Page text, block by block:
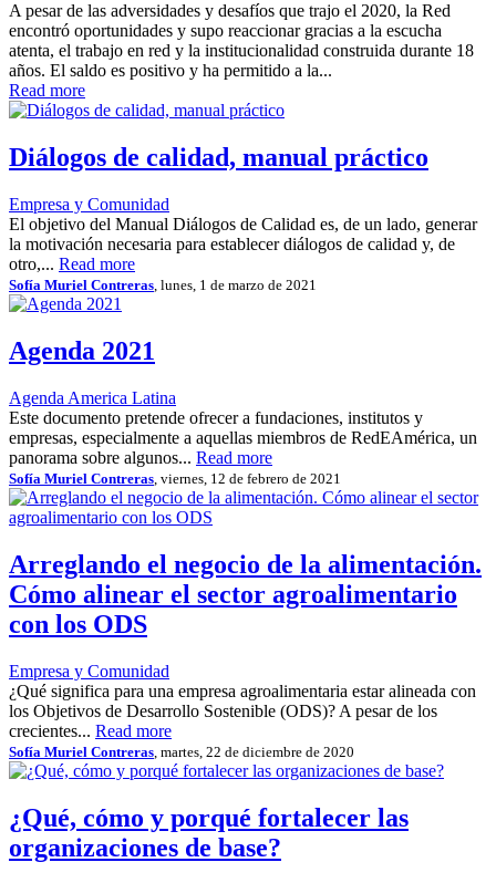
A pesar de las adversidades y desafíos que trajo el 2020, la Red
encontró oportunidades y supo reaccionar gracias a la escucha
atenta, el trabajo en red y la institucionalidad construida durante 18
años. El saldo es positivo y ha permitido a la...
Read more
Diálogos de calidad, manual práctico
Empresa y Comunidad
El objetivo del Manual Diálogos de Calidad es, de un lado, generar
la motivación necesaria para establecer diálogos de calidad y, de
otro,... Read more
Sofía Muriel Contreras, lunes, 1 de marzo de 2021
Agenda 2021
Agenda America Latina
Este documento pretende ofrecer a fundaciones, institutos y
empresas, especialmente a aquellas miembros de RedEAmérica, un
panorama sobre algunos... Read more
Sofía Muriel Contreras , viernes, 12 de febrero de 2021
Arreglando el negocio de la alimentación.
Cómo alinear el sector agroalimentario
con los ODS
Empresa y Comunidad
¿Qué significa para una empresa agroalimentaria estar alineada con
los Objetivos de Desarrollo Sostenible (ODS)? A pesar de los
crecientes... Read more
Sofía Muriel Contreras , martes, 22 de diciembre de 2020
¿Qué, cómo y porqué fortalecer las
organizaciones de base?